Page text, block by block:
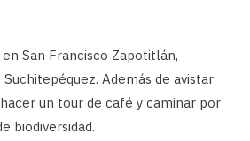
en San Francisco Zapotitlán,
Además de avistar
un tour de café y caminar por
biodiversidad.